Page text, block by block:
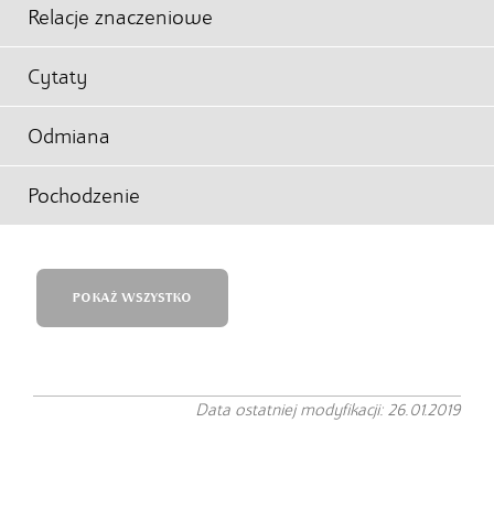
Relacje znaczeniowe
Cytaty
Odmiana
Pochodzenie
POKAŻ WSZYSTKO
Data ostatniej modyfikacji: 26.01.2019